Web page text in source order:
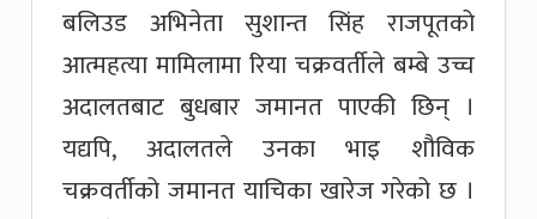
बलिउड अभिनेता सुशान्त सिंह राजपूतको
आत्महत्या मामिलामा रिया चक्रवर्तीले बम्बे उच्च
अदालतबाट बुधबार जमानत पाएकी छिन् ।
यद्यपि, अदालतले उनका भाइ शौविक
चक्रवर्तीको जमानत याचिका खारेज गरेको छ ।